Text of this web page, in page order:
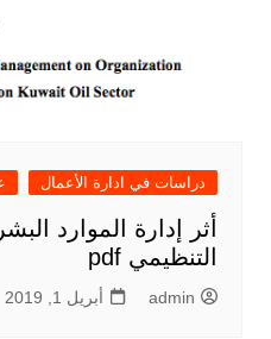
دراسات في ادارة الأعمال
أثر إدارة الموارد
التنظيمي pdf
admin أبريل 1, 2019